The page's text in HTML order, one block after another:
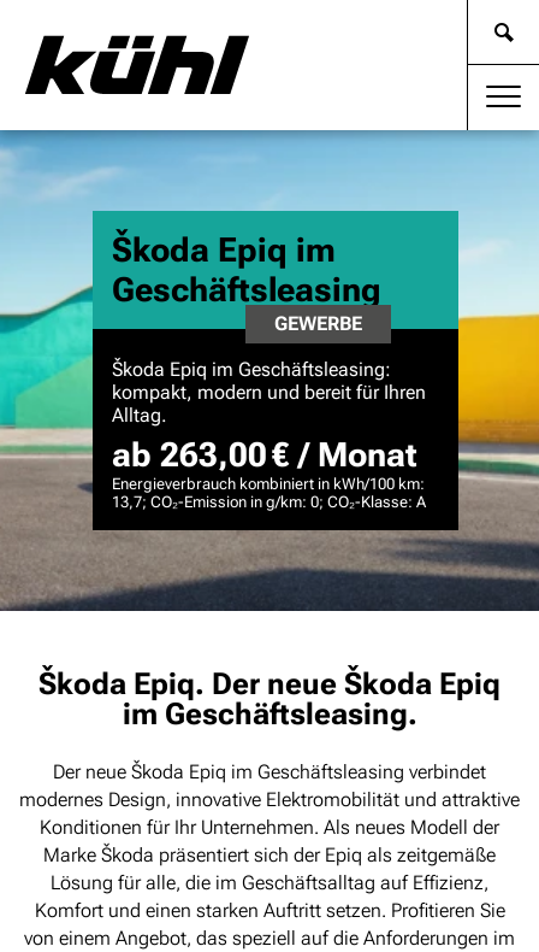
Škoda Epiq im
Geschäftsleasing
Škoda Epiq im Geschäftsleasing:
kompakt, modern und bereit für Ihren
Alltag.
ab 263,00 € / Monat
Energieverbrauch kombiniert in kWh/100 km:
13,7; CO₂-Emission in g/km: 0; CO₂-Klasse: A
GEWERBE
Škoda Epiq. Der neue Škoda Epiq
im Geschäftsleasing.
Der neue Škoda Epiq im Geschäftsleasing verbindet
modernes Design, innovative Elektromobilität und attraktive
Konditionen für Ihr Unternehmen. Als neues Modell der
Marke Škoda präsentiert sich der Epiq als zeitgemäße
Lösung für alle, die im Geschäftsalltag auf Effizienz,
Komfort und einen starken Auftritt setzen. Profitieren Sie
von einem Angebot, das speziell auf die Anforderungen im